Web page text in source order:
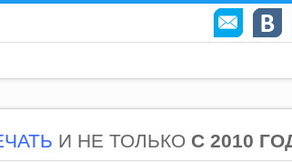
И НЕ ТОЛЬКО С 2010